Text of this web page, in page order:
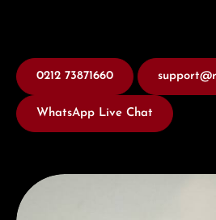
0212 73871660
WhatsApp Live Chat
Entdecken Sie Hamilton